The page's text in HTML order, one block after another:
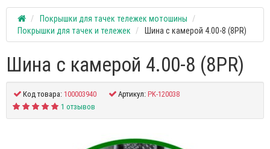
Покрышки для тачек тележек мотошины
Покрышки для тачек и тележек
Шина с камерой 4.00-8 (8PR)
Шина с камерой 4.00-8 (8PR)
Код товара:100003940 Артикул:PK-120038
1 отзывов